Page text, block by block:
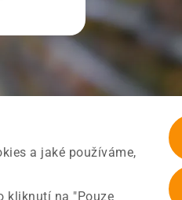
a jaké používáme,
kliknutí na "Pouze